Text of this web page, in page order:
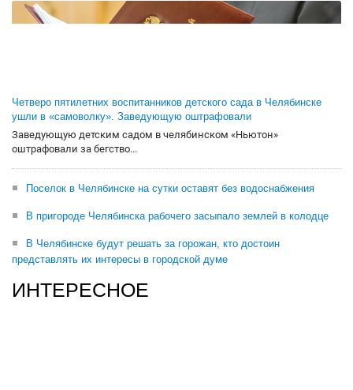
Четверо пятилетних воспитанников детского сада в Челябинске
ушли в «самоволку». Заведующую оштрафовали
Заведующую детским садом в челябинском «Ньютон»
оштрафовали за бегство...
Поселок в Челябинске на сутки оставят без водоснабжения
В пригороде Челябинска рабочего засыпало землей в колодце
В Челябинске будут решать за горожан, кто достоин
представлять их интересы в городской думе
ИНТЕРЕСНОЕ